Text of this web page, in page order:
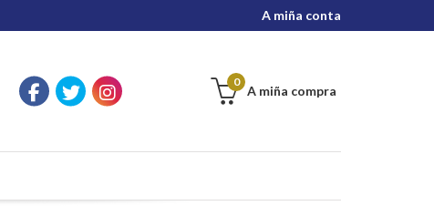
A miña conta
A miña compra
0